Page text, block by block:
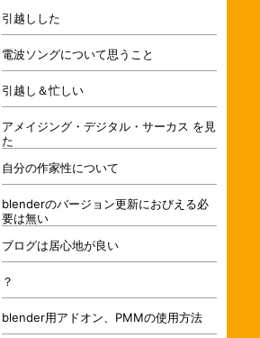
引越しした
電波ソングについて思うこと
引越し＆忙しい
アメイジング・デジタル・サーカス を見
た
自分の作家性について
blenderのバージョン更新におびえる必
要は無い
ブログは居心地が良い
？
blender用アドオン、PMMの使用方法